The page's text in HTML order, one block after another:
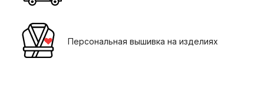
Персональная вышивка на изделиях